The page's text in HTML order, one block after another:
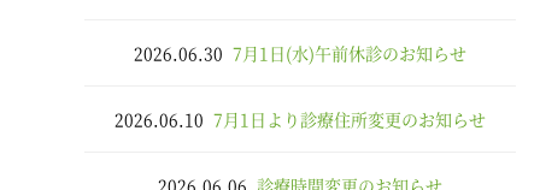
2026.06.30 7月1日(水)午前休診のお知らせ
2026.06.10 7月1日より診療住所変更のお知らせ
2026.06.06 診療時間変更のお知らせ